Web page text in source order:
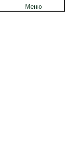
Меню